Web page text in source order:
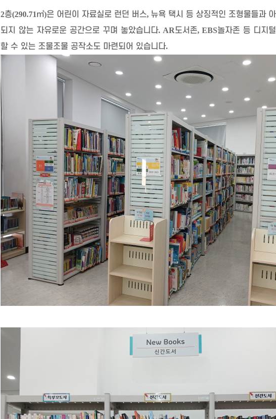
2층(290.71㎡)은 어린이 자료실로 런던 버스, 뉴욕 택시 등 상징적인 조형물들과
되지 않는 자유로운 공간으로 꾸며 놓았습니다. AR도서존, EBS놀자존 등 디지
할 수 있는 조물조물 공작소도 마련되어 있습니다.